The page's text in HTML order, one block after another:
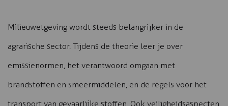
Milieuwetgeving wordt steeds belangrijker in de
agrarische sector. Tijdens de theorie leer je over
emissienormen, het verantwoord omgaan met
brandstoffen en smeermiddelen, en de regels voor het
transport van gevaarlijke stoffen. Ook veiligheidsaspecten